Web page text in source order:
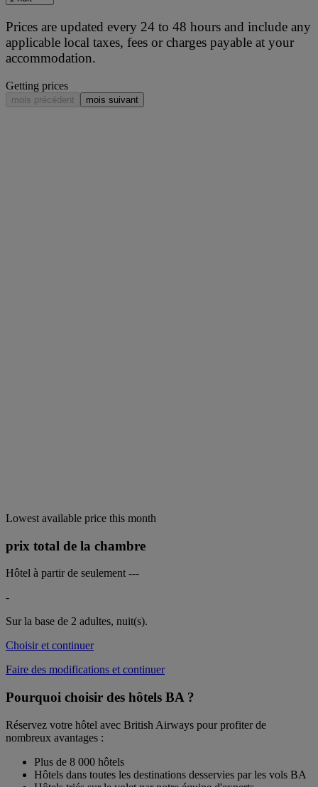
Prices are updated every 24 to 48 hours and include any
applicable local taxes, fees or charges payable at your
accommodation.
Getting prices
mois précédent mois suivant
Lowest available price this month
prix total de la chambre
Hôtel à partir de seulement ---
-
Sur la base de 2 adultes, nuit(s).
Choisir et continuer
Faire des modifications et continuer
Pourquoi choisir des hôtels BA ?
Réservez votre hôtel avec British Airways pour profiter de
nombreux avantages :
Plus de 8 000 hôtels
Hôtels dans toutes les destinations desservies par les vols BA